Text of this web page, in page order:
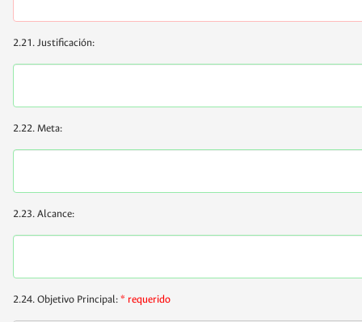
2.21. Justificación:
2.22. Meta:
2.23. Alcance:
2.24. Objetivo Principal:* requerido